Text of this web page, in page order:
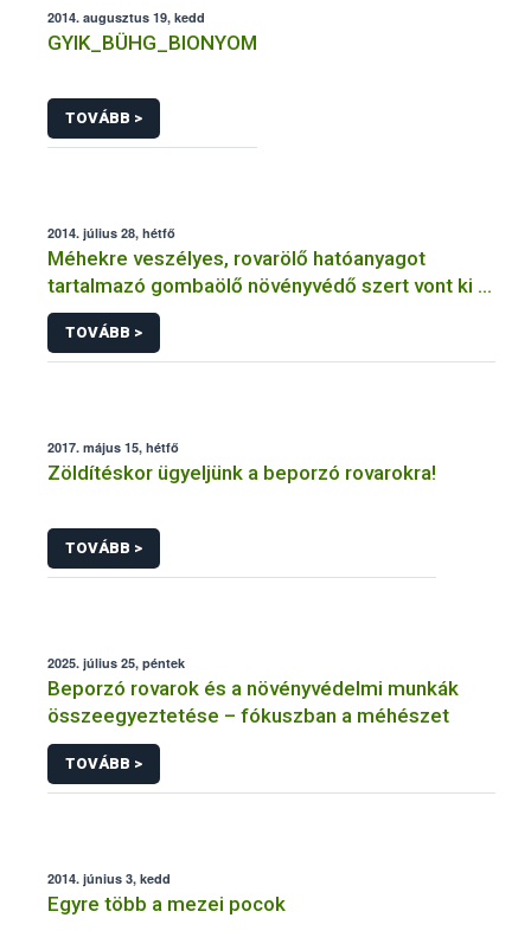
2014. augusztus 19, kedd
GYIK_BÜHG_BIONYOM
TOVÁBB >
2014. július 28, hétfő
Méhekre veszélyes, rovarölő hatóanyagot
tartalmazó gombaölő növényvédő szert vont ki a
forgalomból a NÉBIH
TOVÁBB >
2017. május 15, hétfő
Zöldítéskor ügyeljünk a beporzó rovarokra!
TOVÁBB >
2025. július 25, péntek
Beporzó rovarok és a növényvédelmi munkák
összeegyeztetése – fókuszban a méhészet
TOVÁBB >
2014. június 3, kedd
Egyre több a mezei pocok